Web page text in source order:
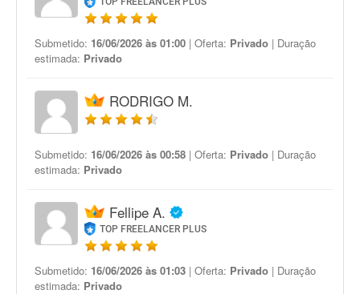
Submetido: 16/06/2026 às 01:00 | Oferta: Privado | Duração
estimada: Privado
RODRIGO M.
Submetido: 16/06/2026 às 00:58 | Oferta: Privado | Duração
estimada: Privado
Fellipe A.
TOP FREELANCER PLUS
Submetido: 16/06/2026 às 01:03 | Oferta: Privado | Duração
estimada: Privado